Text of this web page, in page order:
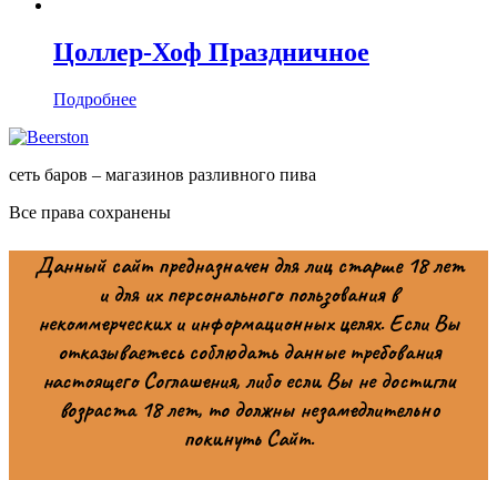
Цоллер-Хоф Праздничное
Подробнее
сеть баров – магазинов разливного пива
Все права сохранены
Данный сайт предназначен для лиц старше 18 лет
и для их персонального пользования в
некоммерческих и информационных целях. Если Вы
отказываетесь соблюдать данные требования
настоящего Соглашения, либо если Вы не достигли
возраста 18 лет, то должны незамедлительно
покинуть Сайт.